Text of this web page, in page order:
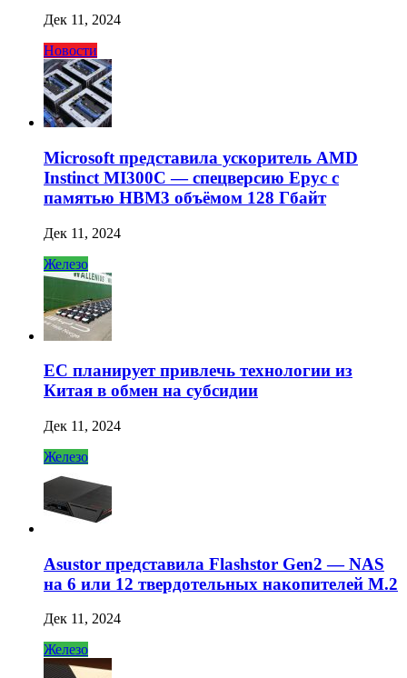
Дек 11, 2024
Новости
Microsoft представила ускоритель AMD
Instinct MI300C — спецверсию Epyc с
памятью HBM3 объёмом 128 Гбайт
Дек 11, 2024
Железо
ЕС планирует привлечь технологии из
Китая в обмен на субсидии
Дек 11, 2024
Железо
Asustor представила Flashstor Gen2 — NAS
на 6 или 12 твердотельных накопителей M.2
Дек 11, 2024
Железо